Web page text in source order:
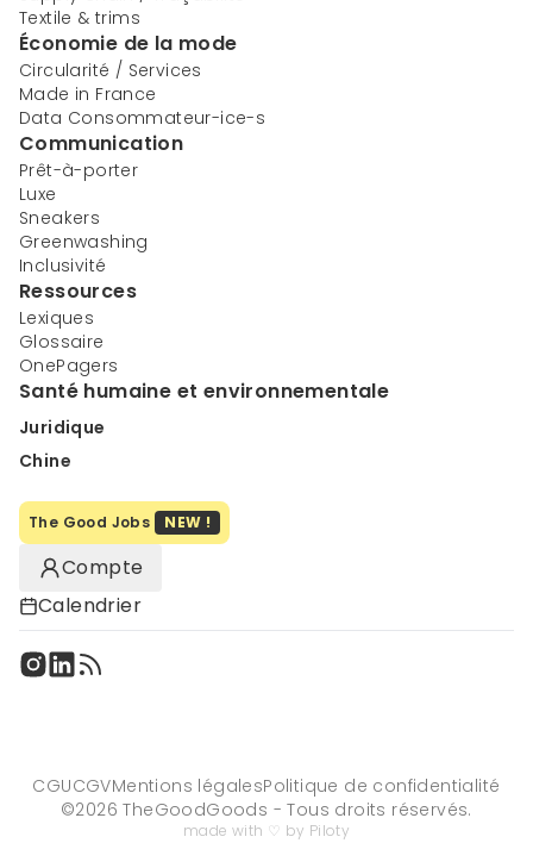
Textile & trims
Économie de la mode
Circularité / Services
Made in France
Data Consommateur-ice-s
Communication
Prêt-à-porter
Luxe
Sneakers
Greenwashing
Inclusivité
Ressources
Lexiques
Glossaire
OnePagers
Santé humaine et environnementale
Juridique
Chine
The Good Jobs NEW !
Compte
Calendrier
CGUCGVMentions légalesPolitique de confidentialité
©2026 TheGoodGoods - Tous droits réservés.
made with ♡ by Piloty